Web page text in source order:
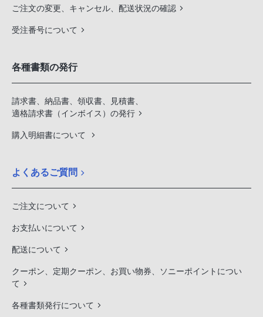
ご注文の変更、キャンセル、配送状況の確認
受注番号について
各種書類の発行
請求書、納品書、領収書、見積書、
適格請求書（インボイス）の発行
購入明細書について
よくあるご質問
ご注文について
お支払いについて
配送について
クーポン、定期クーポン、お買い物券、ソニーポイントについ
て
各種書類発行について